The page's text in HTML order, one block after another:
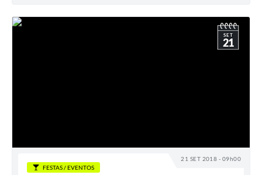
21 SET 2018 - 09h00
SET
21
FESTAS / EVENTOS